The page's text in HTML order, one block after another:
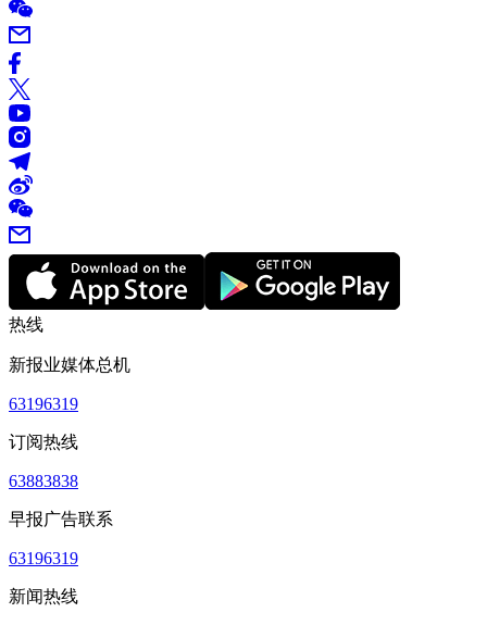
热线
新报业媒体总机
63196319
订阅热线
63883838
早报广告联系
63196319
新闻热线